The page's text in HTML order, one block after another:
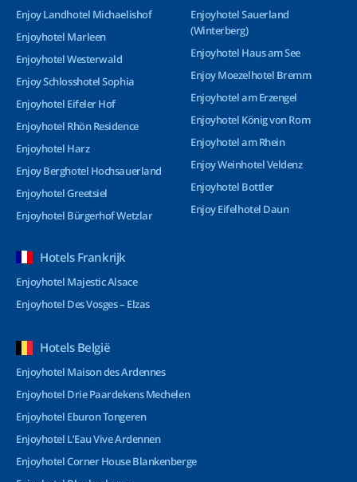
Enjoy Landhotel Michaelishof
Enjoyhotel Marleen
Enjoyhotel Westerwald
Enjoy Schlosshotel Sophia
Enjoyhotel Eifeler Hof
Enjoyhotel Rhön Residence
Enjoyhotel Harz
Enjoy Berghotel Hochsauerland
Enjoyhotel Greetsiel
Enjoyhotel Bürgerhof Wetzlar
Enjoyhotel Sauerland
(Winterberg)
Enjoyhotel Haus am See
Enjoy Moezelhotel Bremm
Enjoyhotel am Erzengel
Enjoyhotel König von Rom
Enjoyhotel am Rhein
Enjoy Weinhotel Veldenz
Enjoyhotel Bottler
Enjoy Eifelhotel Daun
Hotels Frankrijk
Enjoyhotel Majestic Alsace
Enjoyhotel Des Vosges – Elzas
Hotels België
Enjoyhotel Maison des Ardennes
Enjoyhotel Drie Paardekens Mechelen
Enjoyhotel Eburon Tongeren
Enjoyhotel L’Eau Vive Ardennen
Enjoyhotel Corner House Blankenberge